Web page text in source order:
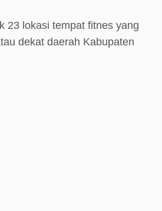
23 lokasi tempat fitnes yang
dekat daerah Kabupaten